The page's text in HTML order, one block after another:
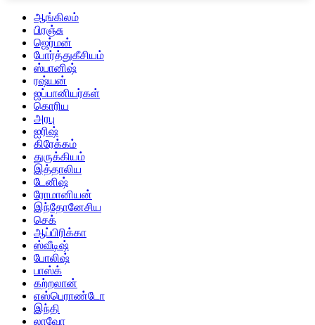
ஆங்கிலம்
பிரஞ்சு
ஜெர்மன்
போர்த்துகீசியம்
ஸ்பானிஷ்
ரஷ்யன்
ஜப்பானியர்கள்
கொரிய
அரபு
ஐரிஷ்
கிரேக்கம்
துருக்கியம்
இத்தாலிய
டேனிஷ்
ரோமானியன்
இந்தோனேசிய
செக்
ஆப்பிரிக்கா
ஸ்வீடிஷ்
போலிஷ்
பாஸ்க்
கற்றலான்
எஸ்பெராண்டோ
இந்தி
லாவோ